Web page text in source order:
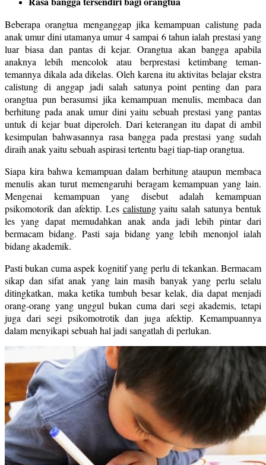
Beberapa orangtua menganggap jika kemampuan calistung pada
anak umur dini utamanya umur 4 sampai 6 tahun ialah prestasi yang
luar biasa dan pantas di kejar. Orangtua akan bangga apabila
anaknya lebih mencolok atau berprestasi ketimbang teman-
temannya dikala ada dikelas. Oleh karena itu aktivitas belajar ekstra
calistung di anggap jadi salah satunya point penting dan para
orangtua pun berasumsi jika kemampuan menulis, membaca dan
berhitung pada anak umur dini yaitu sebuah prestasi yang pantas
untuk di kejar buat diperoleh. Dari keterangan itu dapat di ambil
kesimpulan bahwasannya rasa bangga pada prestasi yang sudah
diraih anak yaitu sebuah aspirasi tertentu bagi tiap-tiap orangtua.
Siapa kira bahwa kemampuan dalam berhitung ataupun membaca
menulis akan turut memengaruhi beragam kemampuan yang lain.
Mengenai kemampuan yang disebut adalah kemampuan
psikomotorik dan afektip. Les calistungyaitu salah satunya bentuk
les yang dapat memudahkan anak anda jadi lebih pintar dari
bermacam bidang. Pasti saja bidang yang lebih menonjol ialah
bidang akademik.
Pasti bukan cuma aspek kognitif yang perlu di tekankan. Bermacam
sikap dan sifat anak yang lain masih banyak yang perlu selalu
ditingkatkan, maka ketika tumbuh besar kelak, dia dapat menjadi
orang-orang yang unggul bukan cuma dari segi akademis, tetapi
juga dari segi psikomotrotik dan juga afektip. Kemampuannya
dalam menyikapi sebuah hal jadi sangatlah di perlukan.